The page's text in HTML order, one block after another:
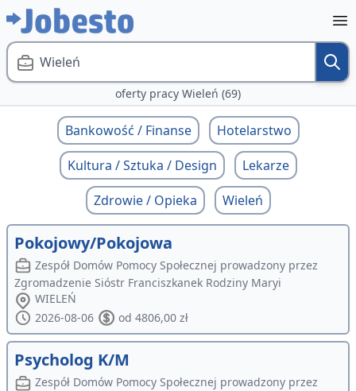
Wieleń
oferty pracy Wieleń (69)
Bankowość / Finanse
Hotelarstwo
Kultura / Sztuka / Design
Lekarze
Zdrowie / Opieka
Wieleń
Pokojowy/Pokojowa
Zespół Domów Pomocy Społecznej prowadzony przez
Zgromadzenie Sióstr Franciszkanek Rodziny Maryi
WIELEŃ
2026-08-06
od 4806,00 zł
Psycholog K/M
Zespół Domów Pomocy Społecznej prowadzony przez